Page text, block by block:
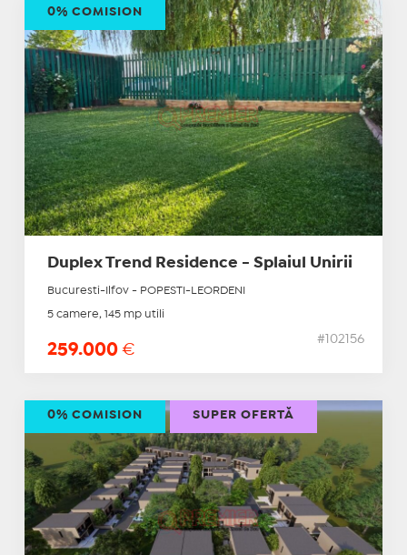
Duplex Trend Residence - Splaiul Unirii
Bucuresti-Ilfov - POPESTI-LEORDENI
5 camere, 145 mp utili
259.000 €
#102156
0% COMISION
0% COMISION SUPER OFERTĂ